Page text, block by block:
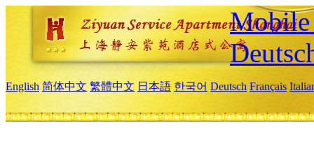
Mobile
English 简体中文 繁體中文 日本語 한국어 Deutsch Français